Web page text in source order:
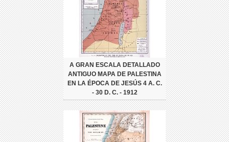
A GRAN ESCALA DETALLADO
ANTIGUO MAPA DE PALESTINA
EN LA ÉPOCA DE JESÚS 4 A. C.
- 30 D. C. - 1912